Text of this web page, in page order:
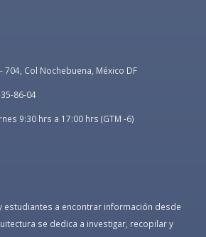
704, Col Nochebuena, México DF
86-04
9:30 hrs a 17:00 hrs (GTM -6)
estudiantes a encontrar información desde
se dedica a investigar, recopilar y